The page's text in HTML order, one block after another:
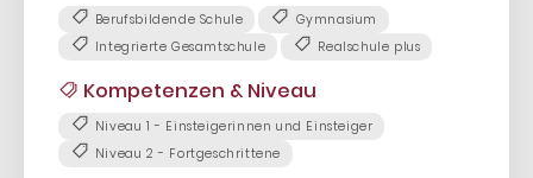
Berufsbildende Schule
Gymnasium
Integrierte Gesamtschule
Realschule plus
Kompetenzen & Niveau
Niveau 1 - Einsteigerinnen und Einsteiger
Niveau 2 - Fortgeschrittene